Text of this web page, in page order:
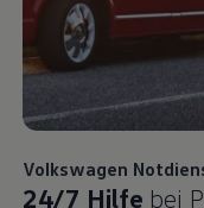
Volkswagen
24/7 Hilfe bei